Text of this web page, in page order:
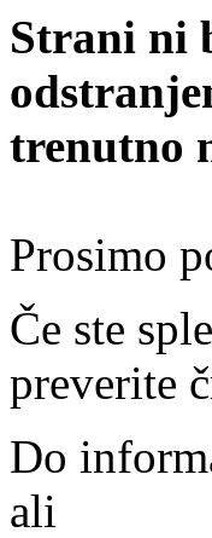
Strani ni
trenutno
Prosimo
Če ste
preverite
Do
ali